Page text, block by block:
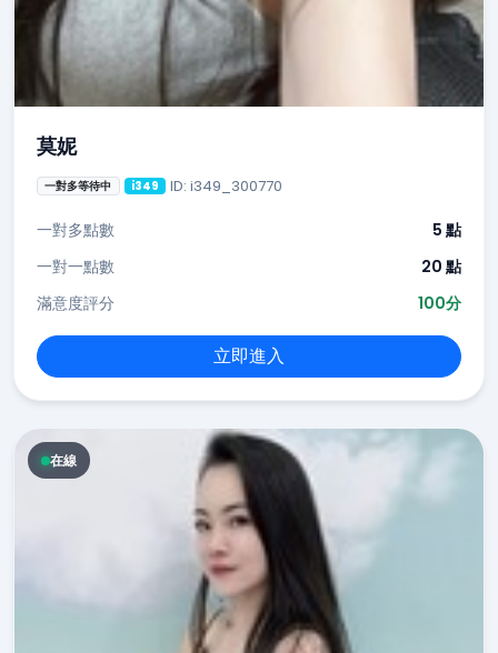
莫妮
一對多等待中 i349 ID: i349_300770
一對多點數
5 點
一對一點數
20 點
滿意度評分
100分
立即進入
在線